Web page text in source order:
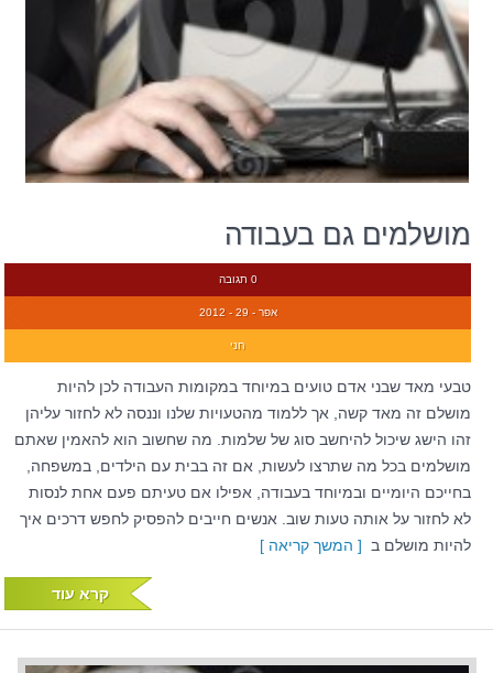
מושלמים גם בעבודה
0 תגובה
אפר - 29 - 2012
חני
טבעי מאד שבני אדם טועים במיוחד במקומות העבודה לכן להיות
מושלם זה מאד קשה, אך ללמוד מהטעויות שלנו וננסה לא לחזור עליהן
זהו הישג שיכול להיחשב סוג של שלמות. מה שחשוב הוא להאמין שאתם
מושלמים בכל מה שתרצו לעשות, אם זה בבית עם הילדים, במשפחה,
בחייכם היומיים ובמיוחד בעבודה, אפילו אם טעיתם פעם אחת לנסות
לא לחזור על אותה טעות שוב. אנשים חייבים להפסיק לחפש דרכים איך
להיות מושלם ב [ המשך קריאה ]
קרא עוד